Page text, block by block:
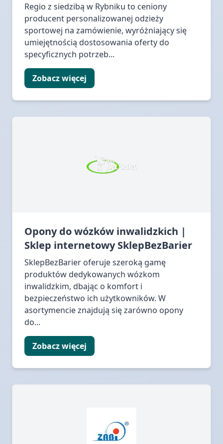
Regio z siedzibą w Rybniku to ceniony
producent personalizowanej odzieży
sportowej na zamówienie, wyróżniający się
umiejętnością dostosowania oferty do
specyficznych potrzeb...
Zobacz więcej
Opony do wózków inwalidzkich |
Sklep internetowy SklepBezBarier
SklepBezBarier oferuje szeroką gamę
produktów dedykowanych wózkom
inwalidzkim, dbając o komfort i
bezpieczeństwo ich użytkowników. W
asortymencie znajdują się zarówno opony
do...
Zobacz więcej